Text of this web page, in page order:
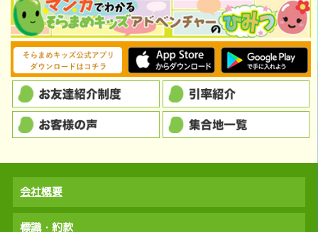
会社概要
標識・約款